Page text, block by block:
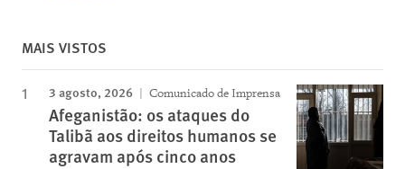
MAIS VISTOS
3 agosto, 2026 Comunicado de Imprensa
Afeganistão: os ataques do
Talibã aos direitos humanos se
agravam após cinco anos